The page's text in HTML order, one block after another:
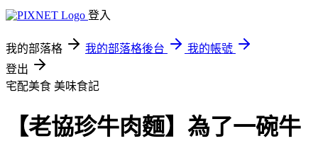
登入
我的部落格 我的部落格後台
我的帳號
登出
宅配美食 美味食記
【老協珍牛肉麵】為了一碗牛